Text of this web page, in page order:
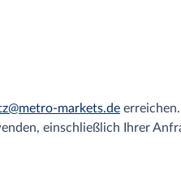
markets.de
einschließlich Ihrer